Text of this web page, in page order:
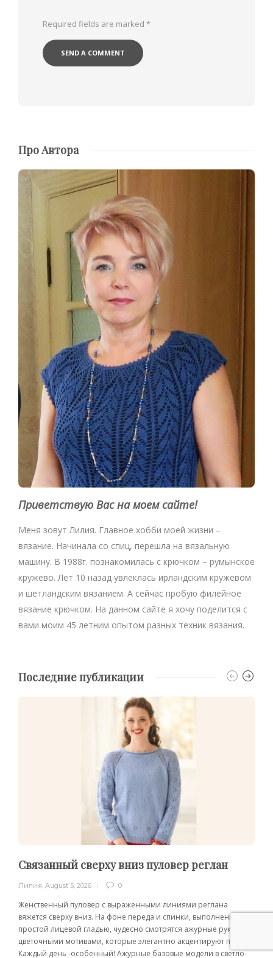
Required fields are marked *
Про Автора
Приветствую Вас на моем сайте!
Меня зовут Лилия. Главное хобби моей жизни –
вязание. Начинала со спиц, перешла на вязальную
машину. В 1988г. познакомилась с крючком – румынское
кружево. Лет 10 назад увлеклась ирландским кружевом
и шетландским вязанием. А сейчас пробую филейное
вязание крючком. На данном сайте я хочу поделится с
вами моим 45 летним опытом разных техник вязания.
Последние публикации
Связанный сверху вниз пуловер реглан
Лилия, August 5, 2026 0
Женственный пуловер с выраженными линиями реглана
вяжется сверху вниз. На фоне переда и спинки, выполненных
простой лицевой гладью, чудесно смотрятся ажурные рукава с
цветочными мотивами, которые элегантно акцентируют плечи.
Каждый день -особенный! Ажурные базовые модели в светло-